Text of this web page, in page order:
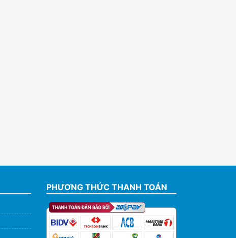
PHƯƠNG THỨC THANH TOÁN